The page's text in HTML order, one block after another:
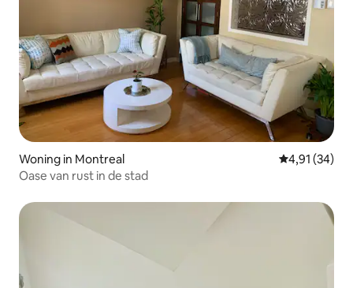
Woning in Montreal Gemiddelde
4,91 (34)
Oase van rust in de stad